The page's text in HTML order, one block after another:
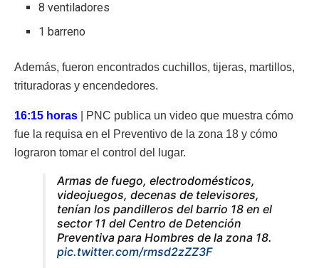
8 ventiladores
1 barreno
Además, fueron encontrados cuchillos, tijeras, martillos,
trituradoras y encendedores.
16:15 horas | PNC publica un video que muestra cómo
fue la requisa en el Preventivo de la zona 18 y cómo
lograron tomar el control del lugar.
Armas de fuego, electrodomésticos,
videojuegos, decenas de televisores,
tenían los pandilleros del barrio 18 en el
sector 11 del Centro de Detención
Preventiva para Hombres de la zona 18.
pic.twitter.com/rmsd2zZZ3F